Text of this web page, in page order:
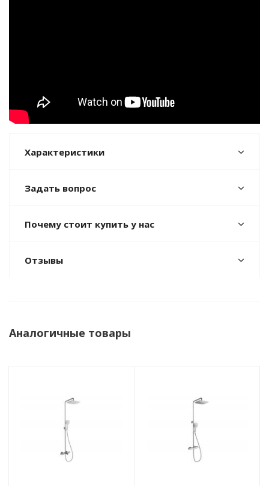
Характеристики
Задать вопрос
Почему стоит купить у нас
Отзывы
Аналогичные товары